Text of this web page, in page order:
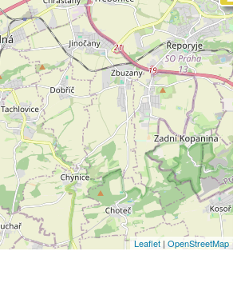
Leaflet | OpenStreetMap